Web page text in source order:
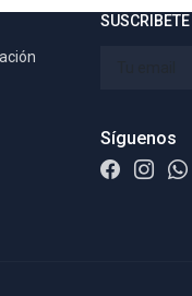
SUSCRIBETE
Síguenos